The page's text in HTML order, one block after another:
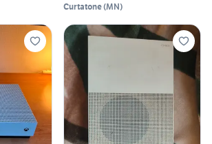
Curtatone(MN)